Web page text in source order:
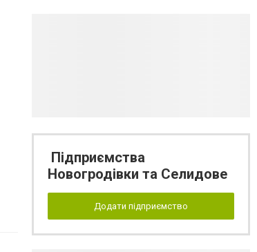
Підприємства
Новогродівки та Селидове
Додати підприємство